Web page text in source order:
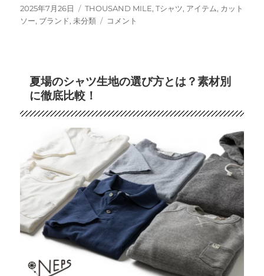
投
稿
2025年7月26日
カ
テ
THOUSAND MILE,Tシャツ, アイテム, カット
ソー, ブランド, 未分類
お
着
機
素
材
ウ
ェ
ア…?
に
コメント
夏場のシャツ生地の選び方とは？素材別
に徹底比較！